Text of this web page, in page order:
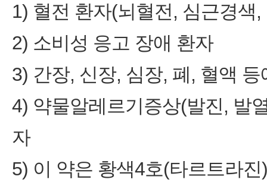
1) 혈전 환자(뇌혈전, 심근경색
2) 소비성 응고 장애 환자
3) 간장, 신장, 심장, 폐, 혈액
4) 약물알레르기증상(발진, 발
자
5) 이 약은 황색4호(타르트라